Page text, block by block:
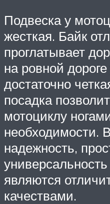
Подвеска у
жесткая. Байк
проглатывает
на ровной
достаточно
посадка
мотоциклу
необходимости.
надежность,
являются
качествами.